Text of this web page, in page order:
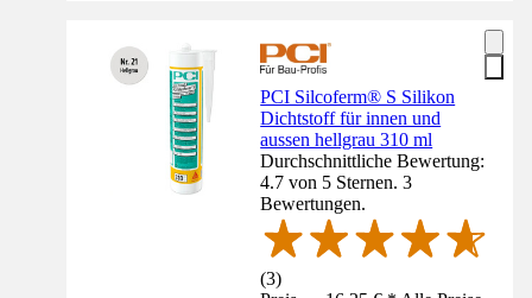
PCI Silcoferm® S Silikon
Dichtstoff für innen und
aussen hellgrau 310 ml
Durchschnittliche Bewertung:
4.7 von 5 Sternen. 3
Bewertungen.
(3)